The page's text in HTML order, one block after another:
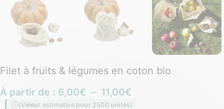
Filet à fruits & légumes en coton bio
À partir de : 6,00€ – 11,00€
(Valeur estimative pour 2500 unités)